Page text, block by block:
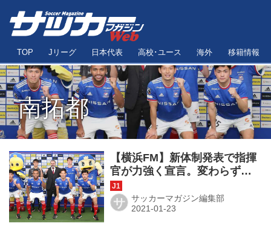
TOP Jリーグ 日本代表 高校･ユース 海外 移籍情報
南拓都
【横浜FM】新体制発表で指揮
官が力強く宣言。変わらずに
「どこにもないサッカーをす
る！」
サ サッカーマガジン編集部